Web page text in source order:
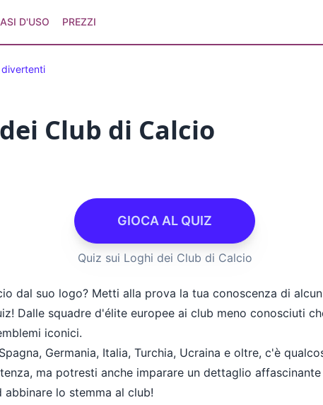
D'USO PREZZI
divertenti
Club di Calcio
GIOCA AL QUIZ
Quiz sui Loghi dei Club di Calcio
dal suo logo? Metti alla prova la tua conoscenza di
Dalle squadre d'élite europee ai club meno conosciuti
iconici.
Germania, Italia, Turchia, Ucraina e oltre, c'è
ma potresti anche imparare un dettaglio
lo stemma al club!